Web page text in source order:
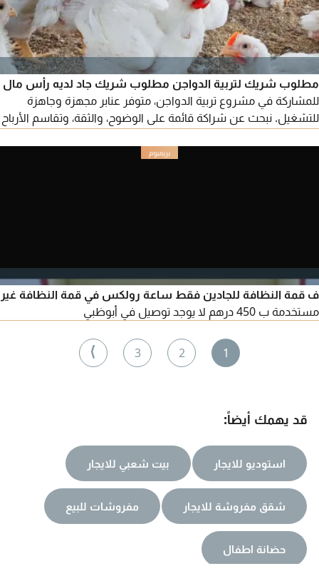
مطلوب شريك لتربية الدواجن مطلوب شريك جاد لديه رأس مال
للمشاركة في مشروع تربية الدواجن، متوفر عنابر مجهزة وجاهزة
للتشغيل. نبحث عن شراكة قائمة على الوضوح، والثقة، وتقاسم الأرباح
ف قمة النظافة للجادين فقط ساعة رولكس في قمة النظافة غير
مستخدمة ب 450 درهم لا يوجد توصيل في أبوظبي
1
2
3
⟩
قد يهمك أيضاً:
استوديو للايجار بيت شعبي للايجار
شقق مفروشة للايجار مفروشات للبيع
حضانة اطفال